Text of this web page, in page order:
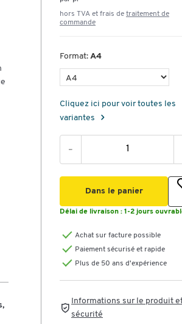
hors TVA et frais de traitement de
commande
Format: A4
Cliquez ici pour voir toutes les
variantes
-
Dans le panier
Délai de livraison : 1-2 jours
Achat sur facture possible
Paiement sécurisé et rapide
Plus de 50 ans d'expérience
Informations sur le produit
sécurité